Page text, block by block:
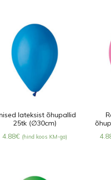
lateksist õhupallid
25tk (∅30cm)
4.88€ (hind koos KM-ga)